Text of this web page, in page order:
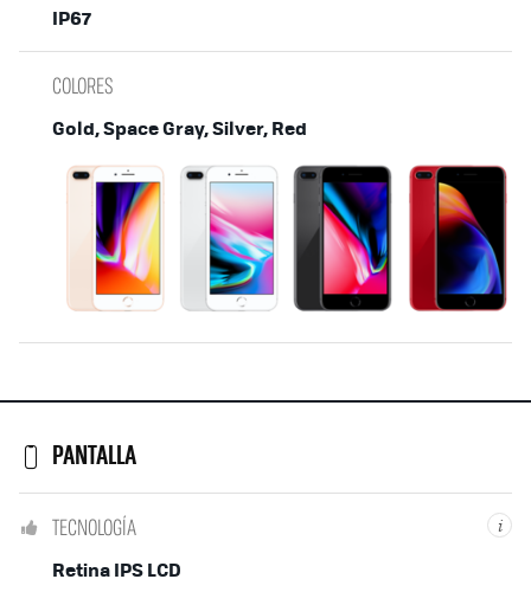
IP67
COLORES
Gold, Space Gray, Silver, Red
PANTALLA
i
TECNOLOGÍA
Retina IPS LCD